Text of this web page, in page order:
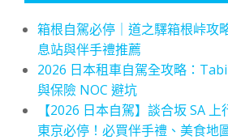
箱根自駕必停｜道之驛箱根峠攻
息站與伴手禮推薦
2026 日本租車自駕全攻略：
與保險 NOC 避坑
【2026 日本自駕】談合坂 SA
東京必停！必買伴手禮、美食地